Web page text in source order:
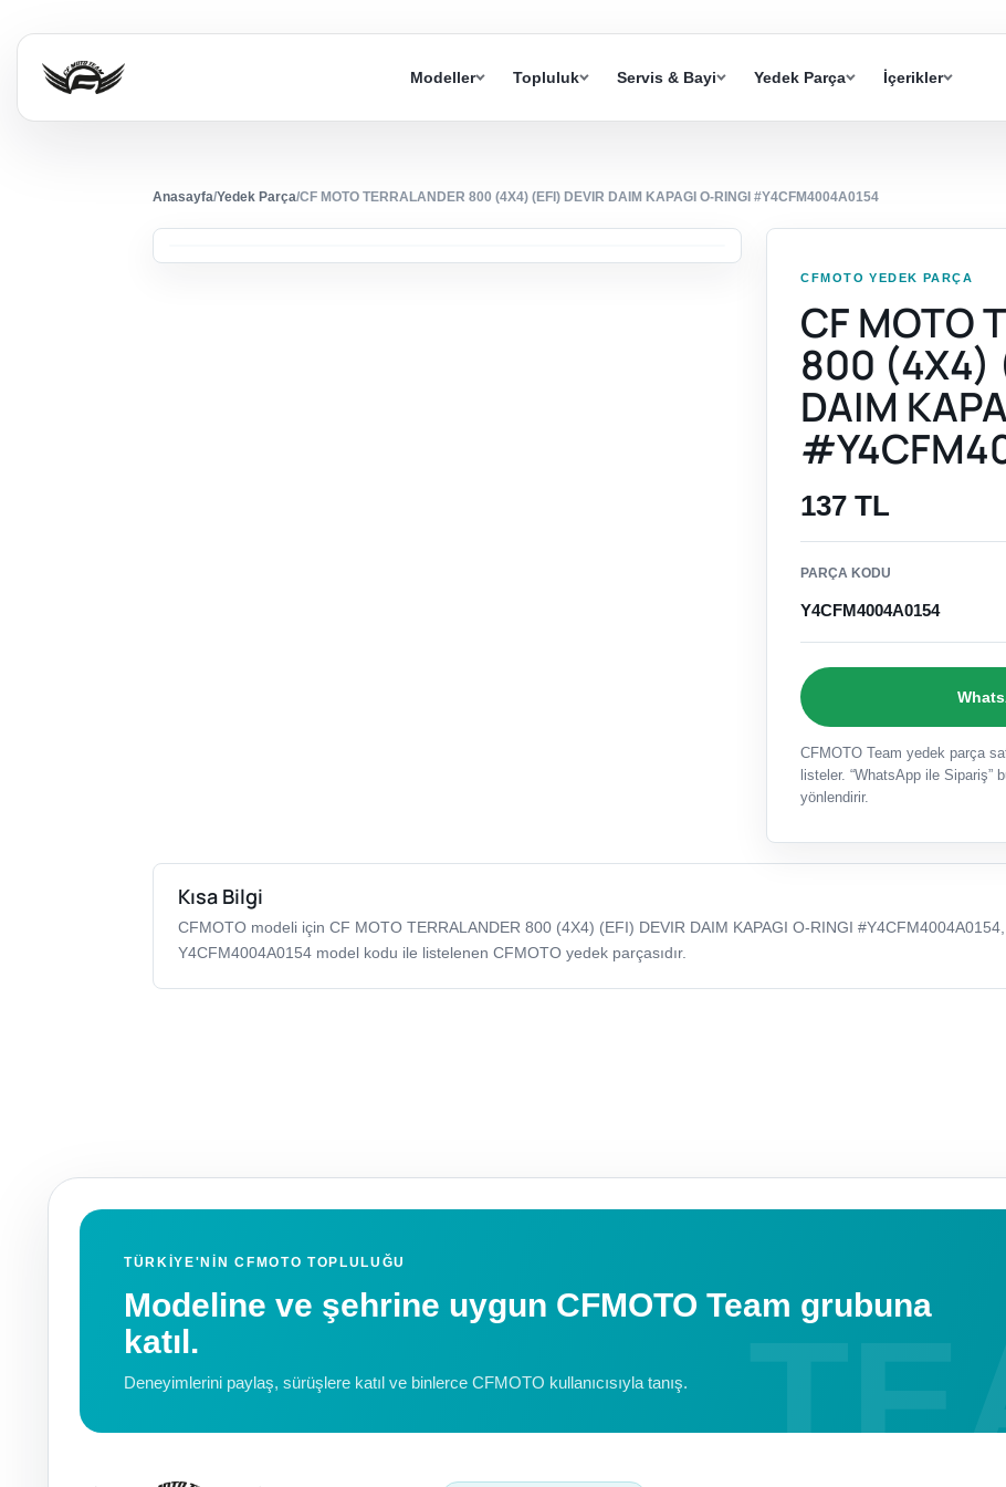
Modeller Topluluk Servis & Bayi Yedek Parça İçerikler
Anasayfa/Yedek Parça/CF MOTO TERRALANDER 800 (4X4) (EFI) DEVIR DAIM KAPAGI O-RINGI #Y4CFM4004A0154
CFMOTO YEDEK PARÇA
CF MOTO
800 (4X4)
DAIM
137 TL
PARÇA KODU
Y4CFM4004A0154
CFMOTO Team yedek parça
listeler. “WhatsApp ile Sipariş”
yönlendirir.
Kısa Bilgi
CFMOTO modeli için CF MOTO TERRALANDER 800 (4X4) (EFI) DEVIR DAIM KAPAGI O-RINGI #Y4CFM4004A0154,
Y4CFM4004A0154 model kodu ile listelenen CFMOTO yedek parçasıdır.
TÜRKIYE'NIN CFMOTO TOPLULUĞU
Modeline ve şehrine uygun CFMOTO Team grubuna
katıl.
Deneyimlerini paylaş, sürüşlere katıl ve binlerce CFMOTO kullanıcısıyla tanış.